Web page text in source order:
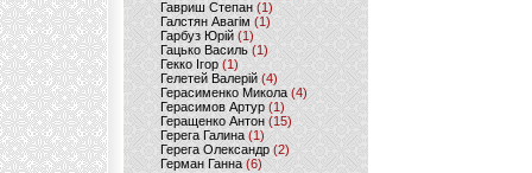
Гавриш Степан (1)
Галстян Авагім (1)
Гарбуз Юрій (1)
Гацько Василь (1)
Гекко Ігор(1)
Гелетей Валерій (4)
Герасименко Микола (4)
Герасимов Артур (1)
Геращенко Антон(15)
Герега Галина (1)
Герега Олександр (2)
Герман Ганна (6)